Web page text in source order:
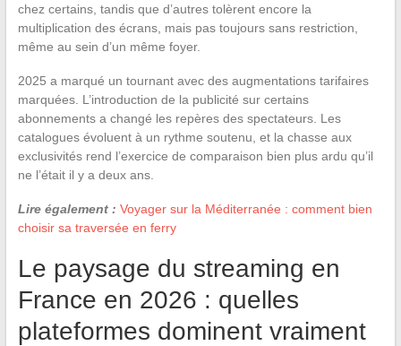
chez certains, tandis que d’autres tolèrent encore la
multiplication des écrans, mais pas toujours sans restriction,
même au sein d’un même foyer.
2025 a marqué un tournant avec des augmentations tarifaires
marquées. L’introduction de la publicité sur certains
abonnements a changé les repères des spectateurs. Les
catalogues évoluent à un rythme soutenu, et la chasse aux
exclusivités rend l’exercice de comparaison bien plus ardu qu’il
ne l’était il y a deux ans.
Lire également : Voyager sur la Méditerranée : comment bien
choisir sa traversée en ferry
Le paysage du streaming en
France en 2026 : quelles
plateformes dominent vraiment